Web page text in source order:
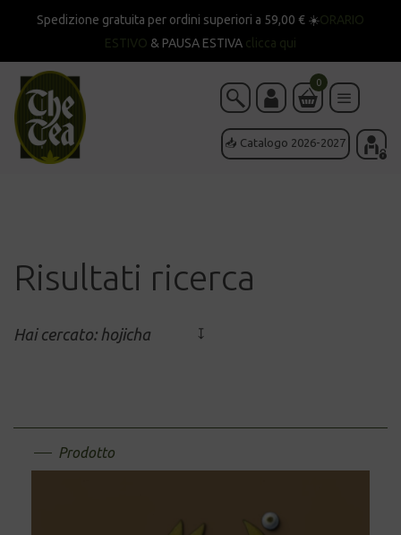
Spedizione gratuita per ordini superiori a 59,00 € ☀️ORARIO
ESTIVO & PAUSA ESTIVA clicca qui
📥 Catalogo 2026-2027
0
Risultati ricerca
Hai cercato: hojicha
Prodotto